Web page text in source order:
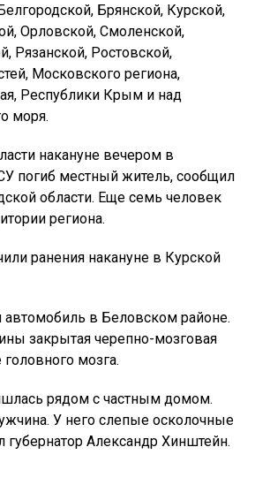
Брянской, Курской,
Орловской, Смоленской,
Рязанской, Ростовской,
Московского региона,
Республики Крым и над
моря.
накануне вечером в
погиб местный житель, сообщил
области. Еще семь человек
региона.
ранения накануне в Курской
в Беловском районе.
закрытая черепно-мозговая
мозга.
рядом с частным домом.
У него слепые осколочные
губернатор Александр Хинштейн.